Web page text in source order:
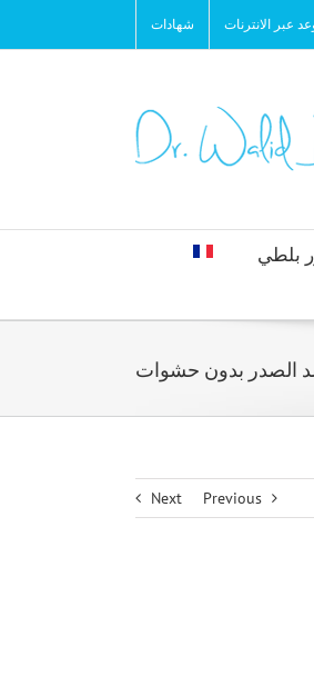
عبر الانترنات شهادات
بلطي
الصدر بدون حشوات
Previous
Next